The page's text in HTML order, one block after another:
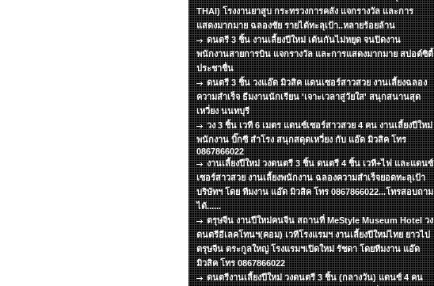
THAI) โรงงานยาสูบ กระทรวงการคลัง แจกรางวัล และการ
แสดงมากมาย ฉลองชัย รายได้ทะลุเป้า..หลายร้อยล้าน
ดนตรี 3 ชิ้น งานเลี้ยงปีใหม่ เต้นกันไม่หยุด จนปิดงาน
พนักงานสายการบิน แจกรางวัล และการแสดงมากมาย สปอต์ซิตื้
ประชาชื่น
ดนตรี 3 ชิ้น วงแอ๊ด มิวสิค แดนเซอร์สาวสวย งานเลี้ยงฉลอง
ความสำเร็จ ธีมงานนักเรียน 'เจาะเวลาสู่วัยใส' สนุกสนานสุด
เหวี่ยง นนทบุรี
วง 3 ชิ้น เวที 6 เมตร แดนซ์เซอร์สาวสวย 4 คน งานเลี้ยงปีใหม่
พนักงาน บิ๊กซี สำโรง สนุกสดุดเหวี่ยง กับ แอ๊ด มิวสิค โทร
0867866022
งานเลี้ยงปีใหม่ วงดนตรี 3 ชิ้น ดนตรี 4 ชิ้น เวที+ไฟ และแดนซ์
เซอร์สาวสวย งานเลี้ยงพนักงาน ฉลองความสำเร็จยอดทะลุเป้า
บริษัทฯ โดย ทีมงาน แอ๊ด มิวสิค โทร 0867866022...โทรสอบถาม
ได้......
ตรุษจีน งานปีใหม่คนจีน สถานที่ MeStyle Museum Hotel วง
ดนตรีอีเลคโทนฯ(คอม) เวทีโรงแรมฯ งานเลี้ยงปีใหม่ไทย ยาวไป
ตรุษจีน ตระกูลใหญ่ โรงแรมฯเปิดใหม่ รัชดา โดยทีมงาน แอ๊ด
มิวสิค โทร 0867866022
ดนตรีงานเลี้ยงปีใหม่ วงดนตรี 3 ชิ้น (กลางวัน) แดนซ์ 4 คน